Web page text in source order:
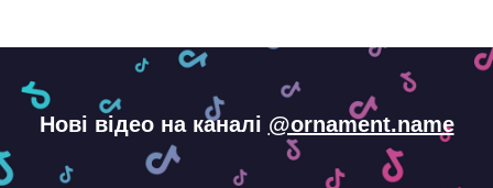
Нові відео на каналі @ornament.name